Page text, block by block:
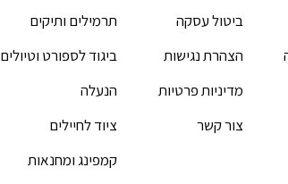
ביטול עסקה
הצהרת נגישות
מדיניות פרטיות
צור קשר
תרמילים ותיקים
ביגוד לספורט וטיולים
הנעלה
ציוד לחיילים
קמפינג ומחנאות